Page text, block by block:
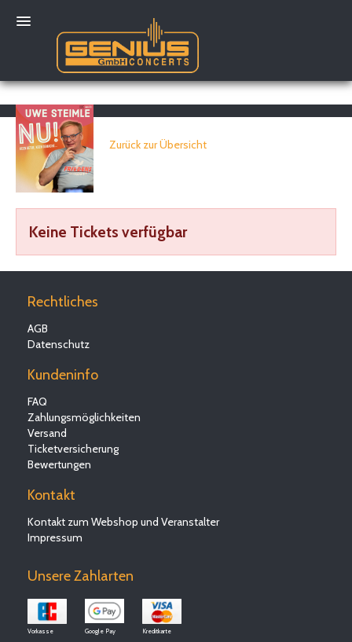
Zurück zur Übersicht
Keine Tickets verfügbar
Rechtliches
AGB
Datenschutz
Kundeninfo
FAQ
Zahlungsmöglichkeiten
Versand
Ticketversicherung
Bewertungen
Kontakt
Kontakt zum Webshop und Veranstalter
Impressum
Unsere Zahlarten
Vorkasse Google Pay Kreditkarte